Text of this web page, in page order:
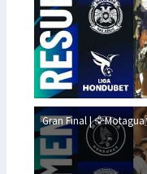
Gran Final |